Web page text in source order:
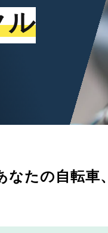
ル
なたの自転車、